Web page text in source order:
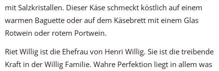
mit Salzkristallen. Dieser Käse schmeckt köstlich auf einem
warmen Baguette oder auf dem Käsebrett mit einem Glas
Rotwein oder rotem Portwein.
Riet Willig ist die Ehefrau von Henri Willig. Sie ist die treibende
Kraft in der Willig Familie. Wahre Perfektion liegt in allem was